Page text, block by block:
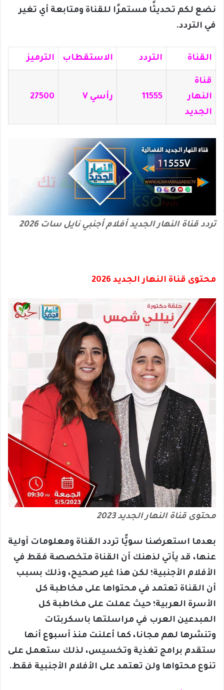
نضع لكم تحديثًا مستمرًا للقناة ومتابعة أي تغير
في التردد.
القناة التردد الاستقطاب الترميز
قناة
النهار
الجديد
11555 رأسي V 27500
تردد قناة النهار الجديد أفلام أجنبي نايل سات 2026
محتوى قناة النهار الجديد 2026
محتوى قناة النهار الجديد 2023
بعدما استعرضنا سويًّا تردد القناة ومعلومات أولية
عنها، قد يأتي لذهنك أن القناة متخصصة فقط في
الأفلام الأجنبية؛ لكن هذا غير صحيح، وذلك بسبب
أن القناة تعتمد في محتواها على مخاطبة كل
الأسرة العربية؛ حيث عملت على مخاطبة كل
المبدعين العرب في مراسلتها باسكربتات
وتنشرها لهم مجانا، كما أعلنت منذ أسبوع أنها
ستقدم برامج تغذية وتخسيس، لذلك ستعمل على
تنوع محتواها ولن تعتمد على الأفلام الأجنبية فقط.